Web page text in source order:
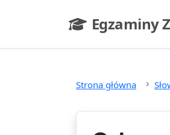
Egzaminy
- strona
Strona główna